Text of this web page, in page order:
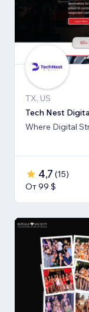
TX, US
Tech Nest
Where Digital
4,7 (15)
От 99 $